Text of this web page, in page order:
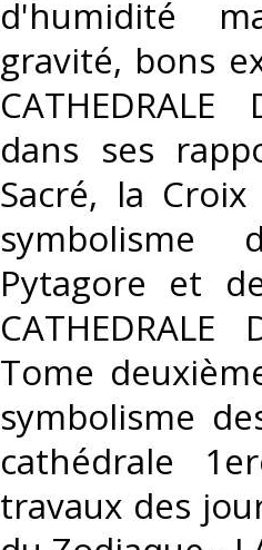
d'humidité
gravité, bons
CATHEDRALE
dans ses
Sacré, la
symbolisme
Pytagore et
CATHEDRALE
Tome
symbolisme
cathédrale
travaux des